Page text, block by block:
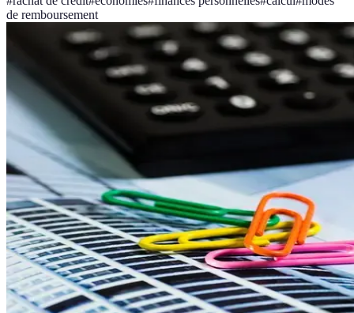
de remboursement